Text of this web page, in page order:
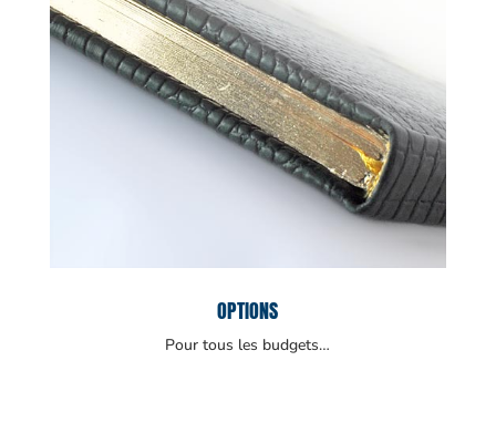
OPTIONS
Pour tous les budgets…